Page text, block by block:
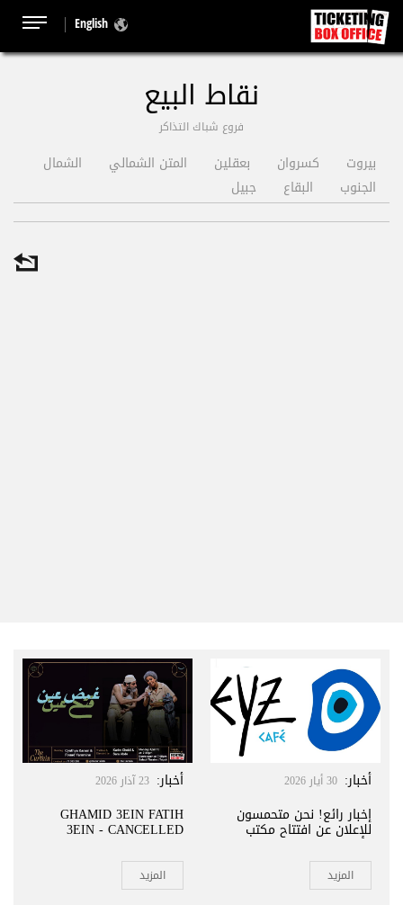
English
نقاط البيع
فروع شباك التذاكر
بيروت كسروان بعقلين المتن الشمالي
الشمال
الجنوب
البقاع جبيل
أخبار: 30 أيار 2026
إخبار رائع! نحن متحمسون
للإعلان عن افتتاح مكتب
التذاكر الجديد التابع لنا في
Eyz Cafe في بترون! زورونا
لشراء تذاكركم بسهولة في
المدينة الجميلة بترون. تعالوا
المزيد
أخبار: 23 آذار 2026
GHAMID 3EIN FATIH
3EIN - CANCELLED
المزيد